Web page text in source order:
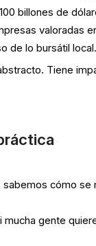
billones de
valoradas
de lo bursátil local.
Tiene
cómo se
gente